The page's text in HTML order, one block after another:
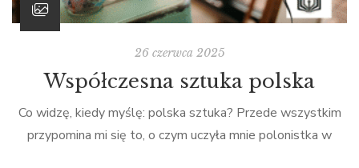
26 czerwca 2025
Współczesna sztuka polska
Co widzę, kiedy myślę: polska sztuka? Przede wszystkim
przypomina mi się to, o czym uczyła mnie polonistka w